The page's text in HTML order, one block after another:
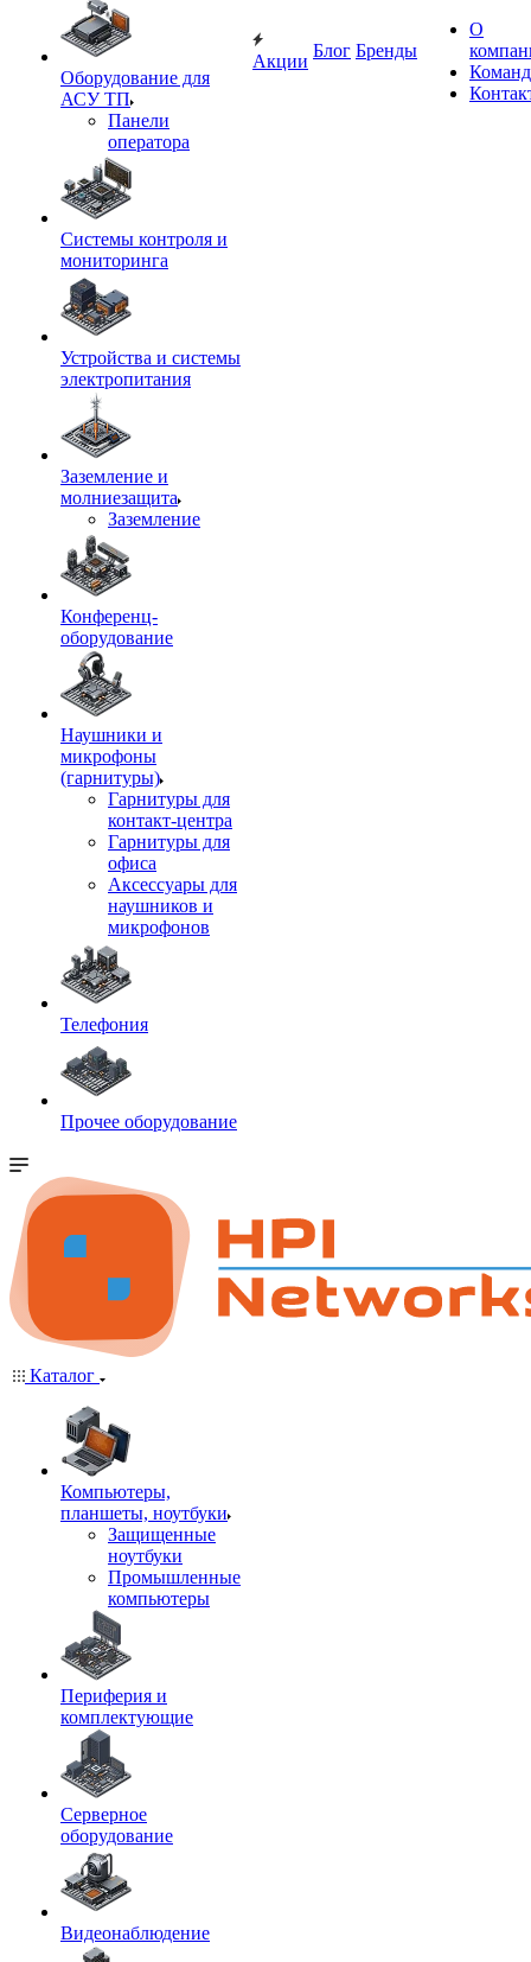
Оборудование для
АСУ ТП
Панели
оператора
Системы контроля и
мониторинга
Устройства и системы
электропитания
Заземление и
молниезащита
Заземление
Конференц-
оборудование
Наушники и
микрофоны
(гарнитуры)
Гарнитуры для
контакт-центра
Гарнитуры для
офиса
Аксессуары для
наушников и
микрофонов
Телефония
Прочее оборудование
Акции
Блог Бренды
О
Каталог
Компьютеры,
планшеты, ноутбуки
Защищенные
ноутбуки
Промышленные
компьютеры
Периферия и
комплектующие
Серверное
оборудование
Видеонаблюдение